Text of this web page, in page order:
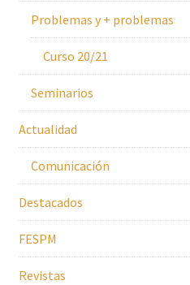
Problemas y + problemas
Curso 20/21
Seminarios
Actualidad
Comunicación
Destacados
FESPM
Revistas